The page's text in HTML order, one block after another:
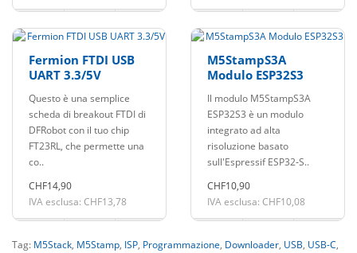
Fermion FTDI USB
UART 3.3/5V
Questo è una semplice
scheda di breakout FTDI di
DFRobot con il tuo chip
FT23RL, che permette una
co..
CHF14,90
IVA esclusa: CHF13,78
M5StampS3A
Modulo ESP32S3
Il modulo M5StampS3A
ESP32S3 è un modulo
integrato ad alta
risoluzione basato
sull'Espressif ESP32‑S..
CHF10,90
IVA esclusa: CHF10,08
Tag: M5Stack, M5Stamp, ISP, Programmazione, Downloader, USB, USB-C,